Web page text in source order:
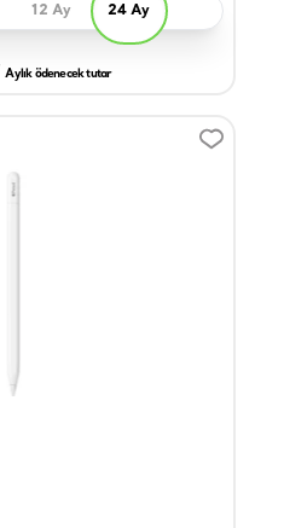
12 Ay 24 Ay
Aylık ödenecek tutar